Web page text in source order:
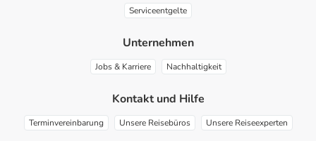
Serviceentgelte
Unternehmen
Jobs & Karriere Nachhaltigkeit
Kontakt und Hilfe
Terminvereinbarung Unsere Reisebüros Unsere Reiseexperten